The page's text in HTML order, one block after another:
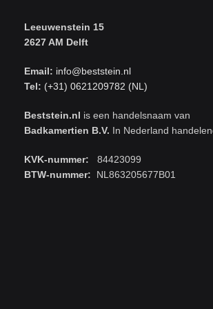
Leeuwenstein 15
2627 AM Delft
Email: info@beststein.nl
Tel: (+31) 0621209782 (NL)
Beststein.nl is een handelsnaam van
Badkamertien B.V. In Nederland
KVK-nummer: 84423099
BTW-nummer: NL863205677B01